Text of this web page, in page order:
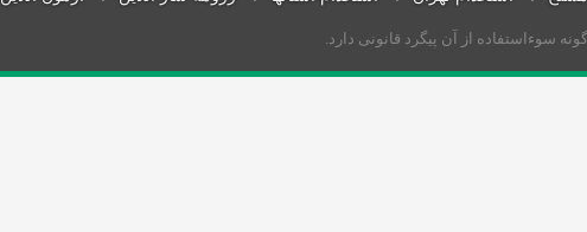
سوءاستفاده از آن پیگرد قانونی دارد.